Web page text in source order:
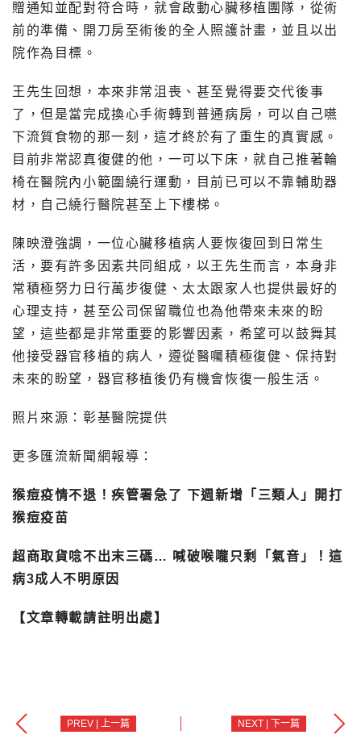
贈通知並配對符合時，就會啟動心臟移植團隊，從術
前的準備、開刀房至術後的全人照護計畫，並且以出
院作為目標。
王先生回想，本來非常沮喪、甚至覺得要交代後事
了，但是當完成換心手術轉到普通病房，可以自己嚥
下流質食物的那一刻，這才終於有了重生的真實感。
目前非常認真復健的他，一可以下床，就自己推著輪
椅在醫院內小範圍繞行運動，目前已可以不靠輔助器
材，自己繞行醫院甚至上下樓梯。
陳映澄強調，一位心臟移植病人要恢復回到日常生
活，要有許多因素共同組成，以王先生而言，本身非
常積極努力日行萬步復健、太太跟家人也提供最好的
心理支持，甚至公司保留職位也為他帶來未來的盼
望，這些都是非常重要的影響因素，希望可以鼓舞其
他接受器官移植的病人，遵從醫囑積極復健、保持對
未來的盼望，器官移植後仍有機會恢復一般生活。
照片來源：彰基醫院提供
更多匯流新聞網報導：
猴痘疫情不退！疾管署急了 下週新增「三類人」開打
猴痘疫苗
超商取貨唸不出末三碼… 喊破喉嚨只剩「氣音」！這
病3成人不明原因
【文章轉載請註明出處】
PREV | 上一篇 NEXT | 下一篇